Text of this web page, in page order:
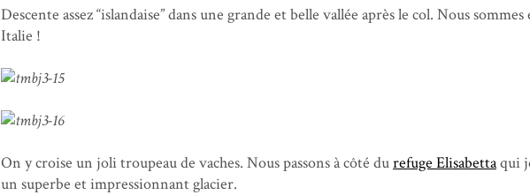
Descente assez “islandaise” dans une grande et belle vallée après le col. Nous sommes
Italie !
On y croise un joli troupeau de vaches. Nous passons à côté durefuge Elisabettaqui
un superbe et impressionnant glacier.